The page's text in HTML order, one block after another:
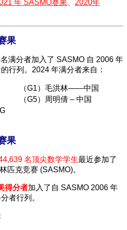
年 SASMO赛果
2020年
果
满分者加入了 SASMO 自 2006 年
行列。2024 年满分者来自：
（G1）毛洪林——中国
（G5）周明倩 – 中国
果
名顶尖数学学生最近参加了
匹克竞赛 (SASMO)。
得分者加入了自 SASMO 2006 年
者行列。